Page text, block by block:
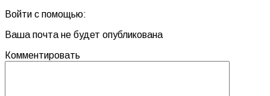
Войти с помощью:
Ваша почта не будет опубликована
Комментировать